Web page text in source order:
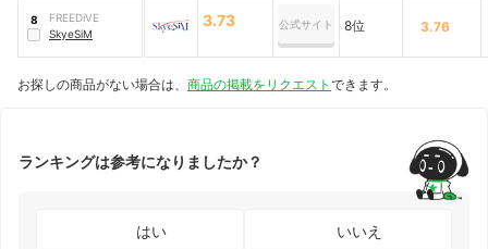
8
FREEDiVE
SkyeSiM
3.73 公式サイト 8位 3.76
お探しの商品がない場合は、 商品の掲載をリクエスト できます。
ランキングは参考になりましたか？
はい いいえ